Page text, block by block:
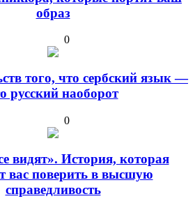
образ
0
того, что сербский язык —
русский наоборот
0
видят». История, которая
вас поверить в высшую
справедливость